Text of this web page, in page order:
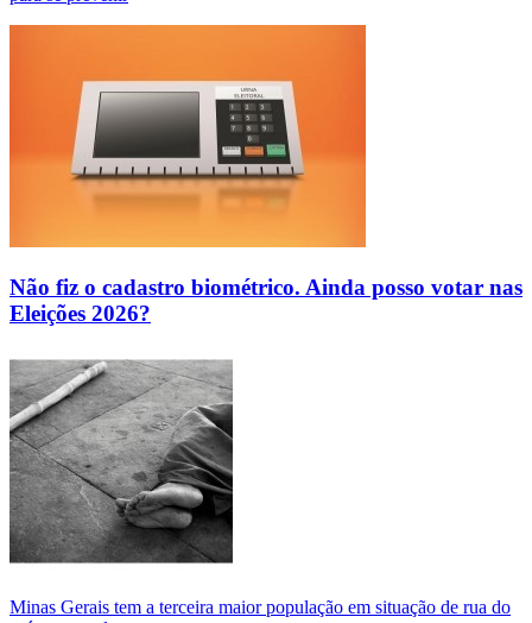
Não fiz o cadastro biométrico. Ainda posso votar nas
Eleições 2026?
Minas Gerais tem a terceira maior população em situação de rua do